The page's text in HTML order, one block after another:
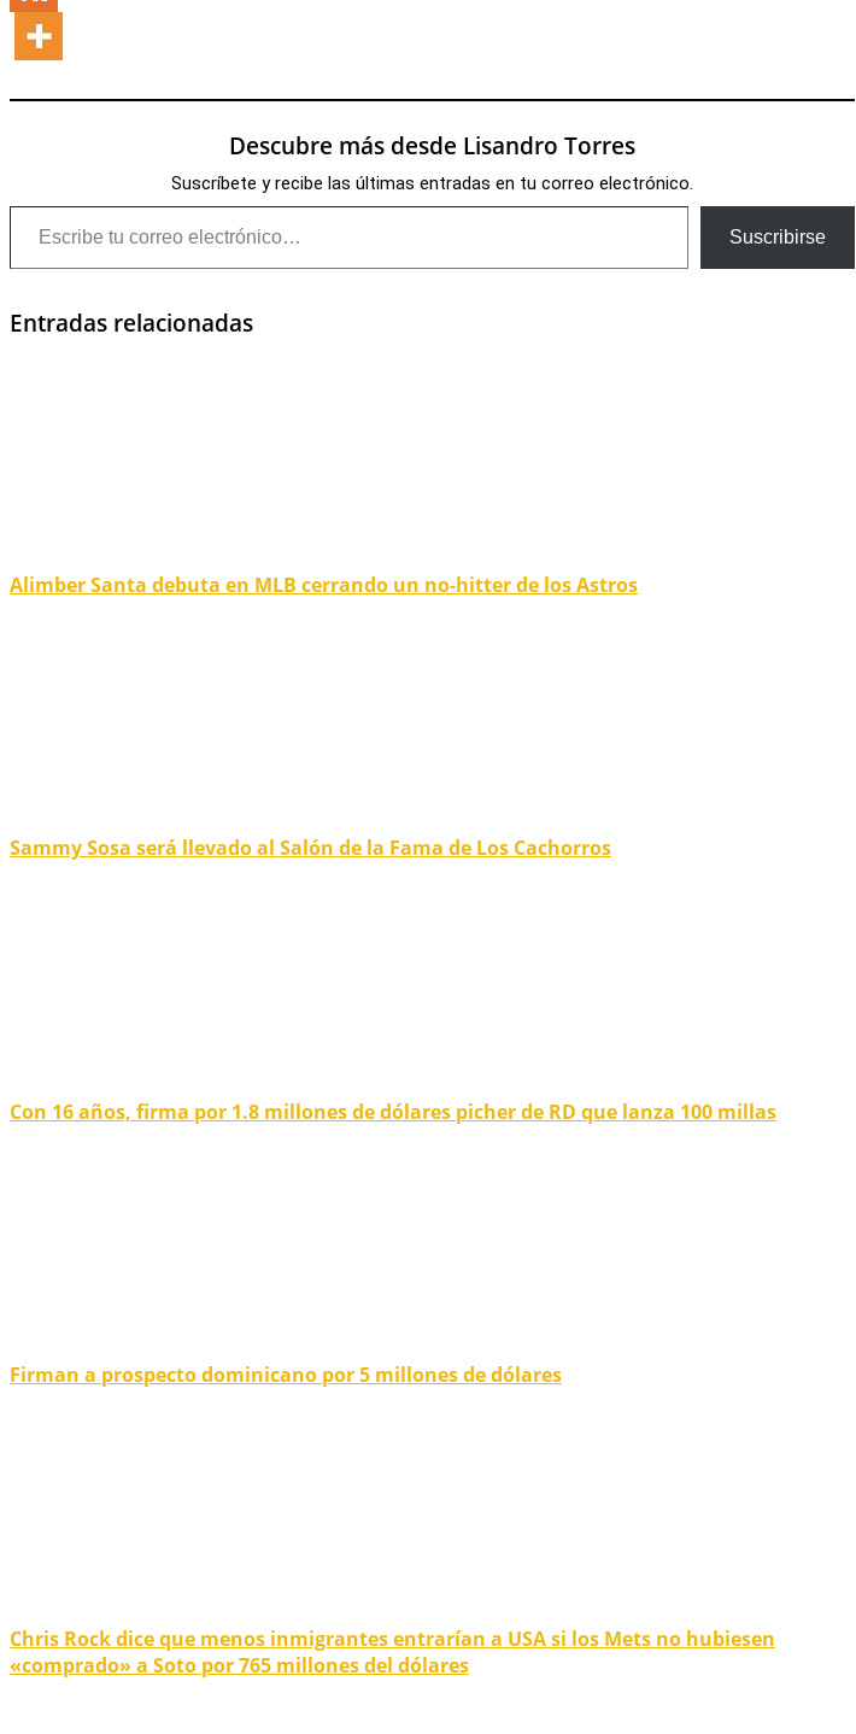
Descubre más desde Lisandro Torres
Suscríbete y recibe las últimas entradas en tu correo electrónico.
Escribe tu correo electrónico…
Suscribirse
Entradas relacionadas
Alimber Santa debuta en MLB cerrando un no-hitter de los Astros
Sammy Sosa será llevado al Salón de la Fama de Los Cachorros
Con 16 años, firma por 1.8 millones de dólares picher de RD que lanza 100 millas
Firman a prospecto dominicano por 5 millones de dólares
Chris Rock dice que menos inmigrantes entrarían a USA si los Mets no hubiesen
«comprado» a Soto por 765 millones del dólares